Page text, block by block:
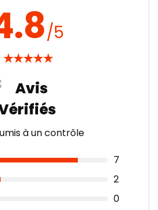
/5
★★★★★
à un contrôle
7
2
0